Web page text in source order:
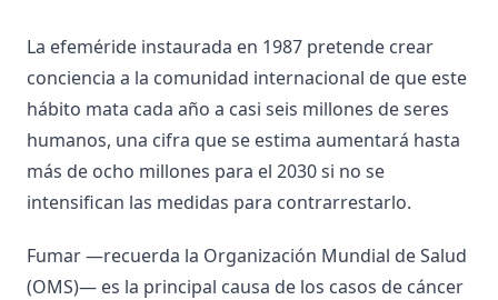
La efeméride instaurada en 1987 pretende crear
conciencia a la comunidad internacional de que este
hábito mata cada año a casi seis millones de seres
humanos, una cifra que se estima aumentará hasta
más de ocho millones para el 2030 si no se
intensifican las medidas para contrarrestarlo.
Fumar —recuerda la Organización Mundial de Salud
(OMS)— es la principal causa de los casos de cáncer